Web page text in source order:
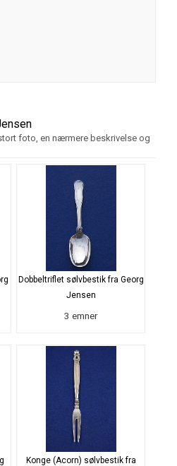
foto, en nærmere beskrivelse og
Dobbeltriflet sølvbestik fra Georg
Jensen
3 emner
Konge (Acorn) sølvbestik fra